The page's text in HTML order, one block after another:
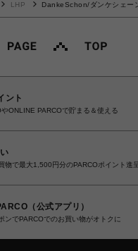
LHP
DankeSchon/ダンケシェー
ント
ONLINE PARCOで貯まる＆使える
物で最大1,500円分のPARCOポイント進
（公式アプリ）
ンでPARCOでのお買い物がオトクに